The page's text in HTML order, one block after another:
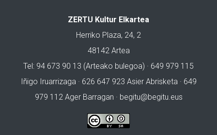
ZERTU Kultur Elkartea
Herriko Plaza, 24, 2
48142 Artea
Tel: 94 673 90 13 (Arteako bulegoa) · 649 979 115
Iñigo Iruarrizaga · 626 647 923 Asier Abrisketa · 649
979 112 Ager Barragan · begitu@begitu.eus